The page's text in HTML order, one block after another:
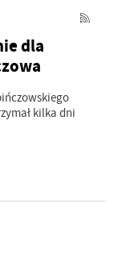
dla
kilka dni